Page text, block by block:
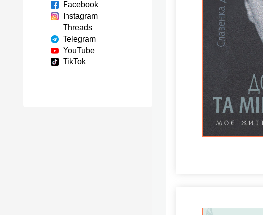
Facebook
Instagram
Threads
Telegram
YouTube
TikTok